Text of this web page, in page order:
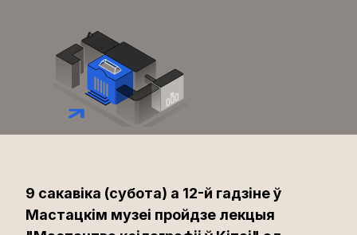
9 сакавіка (субота) а 12-й гадзіне ў
Мастацкім музеі пройдзе лекцыя